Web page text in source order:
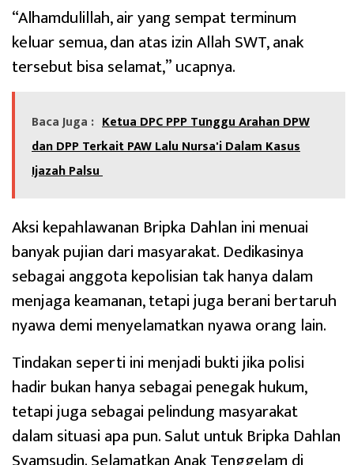
“Alhamdulillah, air yang sempat terminum
keluar semua, dan atas izin Allah SWT, anak
tersebut bisa selamat,” ucapnya.
Baca Juga : Ketua DPC PPP Tunggu Arahan DPW
dan DPP Terkait PAW Lalu Nursa'i Dalam Kasus
Ijazah Palsu
Aksi kepahlawanan Bripka Dahlan ini menuai
banyak pujian dari masyarakat. Dedikasinya
sebagai anggota kepolisian tak hanya dalam
menjaga keamanan, tetapi juga berani bertaruh
nyawa demi menyelamatkan nyawa orang lain.
Tindakan seperti ini menjadi bukti jika polisi
hadir bukan hanya sebagai penegak hukum,
tetapi juga sebagai pelindung masyarakat
dalam situasi apa pun. Salut untuk Bripka Dahlan